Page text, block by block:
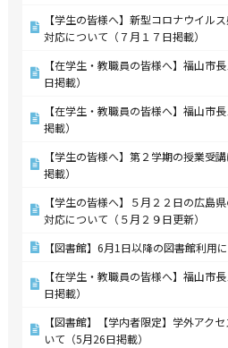
【学生の皆様へ】新型コロナウイル
対応について（７月１７日掲載）
【在学生・教職員の皆様へ】福山市
日掲載）
【在学生・教職員の皆様へ】福山市
掲載）
【学生の皆様へ】第２学期の授業受
掲載）
【学生の皆様へ】５月２２日の広島
対応について（５月２９日更新）
【図書館】6月1日以降の図書館利用
【在学生・教職員の皆様へ】福山市
日掲載）
【図書館】【学内者限定】学外アク
いて（5月26日掲載）